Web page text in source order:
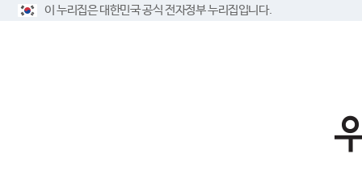
이 누리집은 대한민국 공식 전자정부 누리집입니다.